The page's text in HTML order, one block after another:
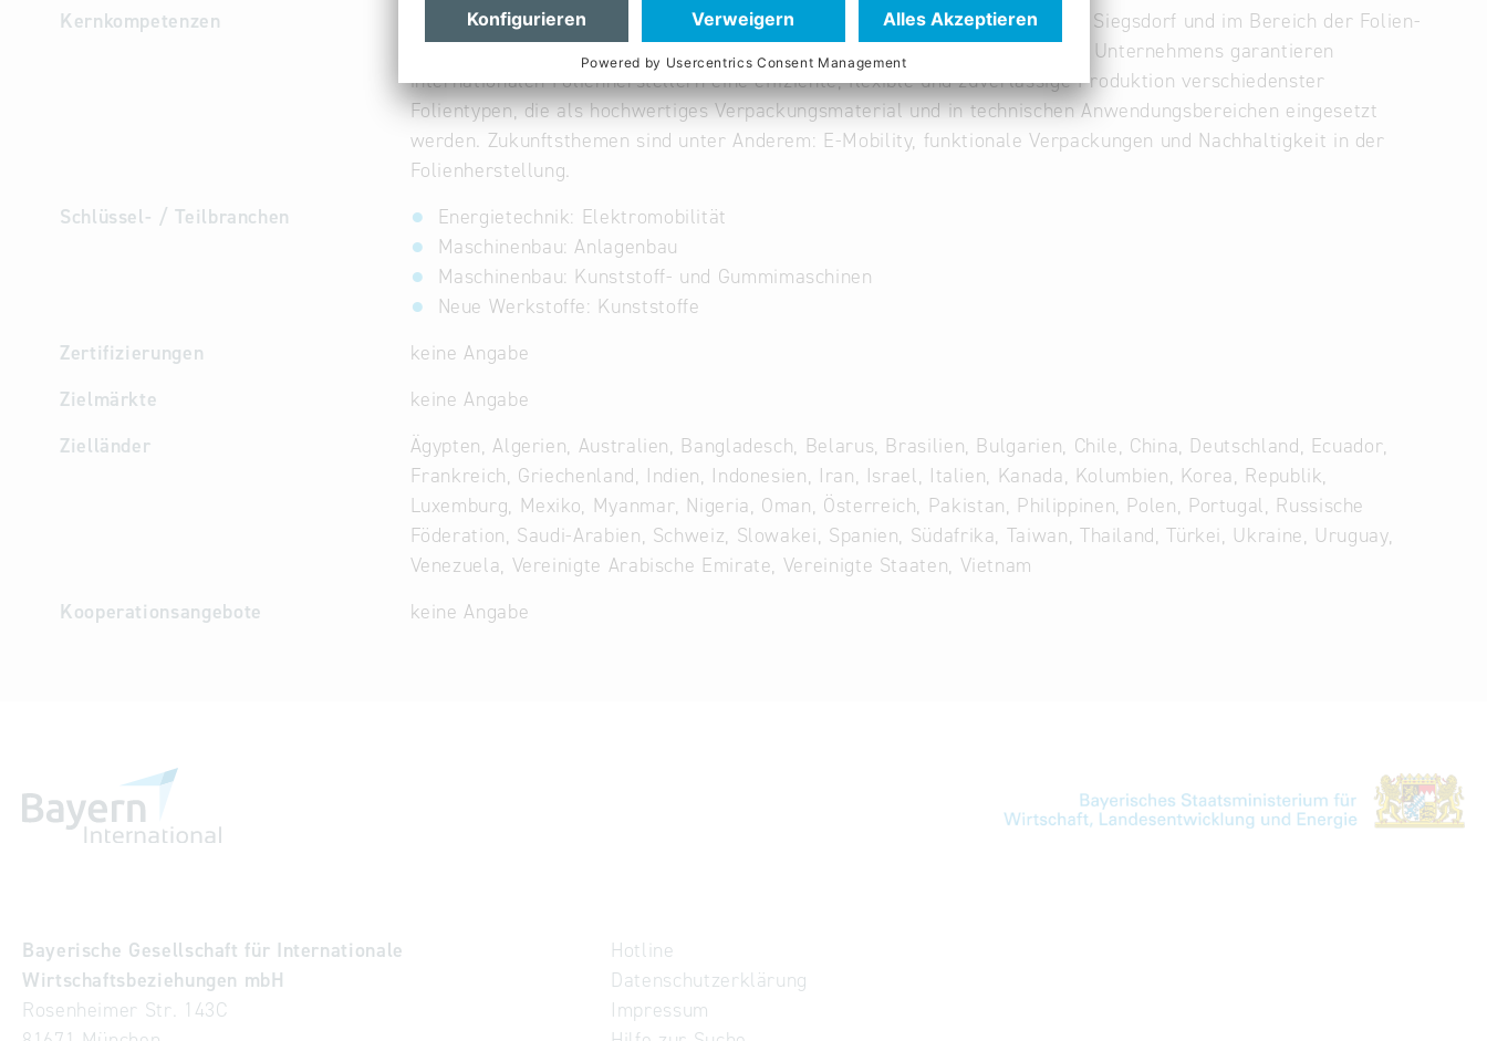
Kernkompetenzen
Brückner Maschinenbau ist ein Teil der Brückner Group im oberbayerischen Siegsdorf und im Bereich der Folien-
Strecktechnologie Weltmarktführer. Die mehr als 150m langen Anlagen des Unternehmens garantieren
internationalen Folienherstellern eine effiziente, flexible und zuverlässige Produktion verschiedenster
Folientypen, die als hochwertiges Verpackungsmaterial und in technischen Anwendungsbereichen eingesetzt
werden. Zukunftsthemen sind unter Anderem: E-Mobility, funktionale Verpackungen und Nachhaltigkeit in der
Folienherstellung.
Schlüssel- / Teilbranchen
Energietechnik: Elektromobilität
Maschinenbau: Anlagenbau
Maschinenbau: Kunststoff- und Gummimaschinen
Neue Werkstoffe: Kunststoffe
Zertifizierungen
keine Angabe
Zielmärkte
keine Angabe
Zielländer
Ägypten, Algerien, Australien, Bangladesch, Belarus, Brasilien, Bulgarien, Chile, China, Deutschland, Ecuador,
Frankreich, Griechenland, Indien, Indonesien, Iran, Israel, Italien, Kanada, Kolumbien, Korea, Republik,
Luxemburg, Mexiko, Myanmar, Nigeria, Oman, Österreich, Pakistan, Philippinen, Polen, Portugal, Russische
Föderation, Saudi-Arabien, Schweiz, Slowakei, Spanien, Südafrika, Taiwan, Thailand, Türkei, Ukraine, Uruguay,
Venezuela, Vereinigte Arabische Emirate, Vereinigte Staaten, Vietnam
Kooperationsangebote
keine Angabe
Bayerische Gesellschaft für Internationale
Wirtschaftsbeziehungen mbH
Rosenheimer Str. 143C
Hotline
Datenschutzerklärung
Impressum